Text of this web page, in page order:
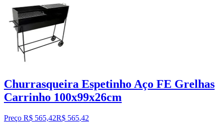
Churrasqueira Espetinho Aço FE Grelhas
Carrinho 100x99x26cm
Preço R$ 565,42R$ 565,42